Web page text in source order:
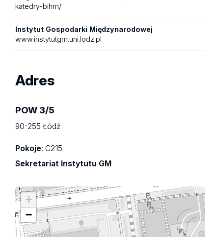
katedry-bihm/
Instytut Gospodarki Międzynarodowej
www.instytutgm.uni.lodz.pl
Adres
POW 3/5
90-255 Łódź
Pokoje: C215
Sekretariat Instytutu GM
+
−